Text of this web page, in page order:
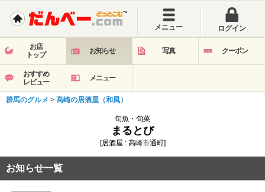
メニュー ログイン
お店
トップ
お知らせ 写真 クーポン
おすすめ
レビュー
メニュー
群馬のグルメ > 高崎の居酒屋（和風）
旬魚・旬菜
まるとび
[居酒屋 : 高崎市通町]
お知らせ一覧